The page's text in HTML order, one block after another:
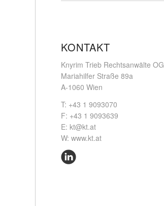
KONTAKT
Knyrim Trieb Rechtsanwälte OG
Mariahilfer Straße 89a
A-1060 Wien
T: +43 1 9093070
F: +43 1 9093639
E: kt@kt.at
W:www.kt.at